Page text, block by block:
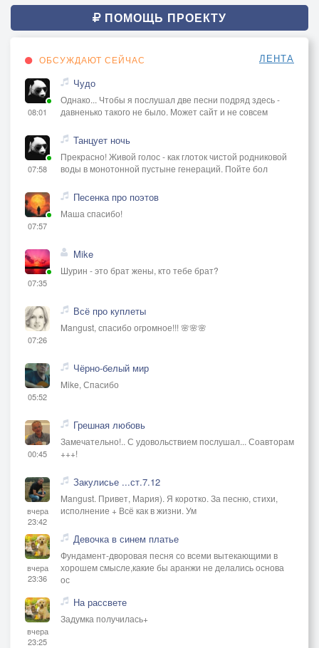
Через неделю банька, как всегда!
ПОМОЩЬ ПРОЕКТУ
ОБСУЖДАЮТ СЕЙЧАС ЛЕНТА
08:01
Чудо
Однако... Чтобы я послушал две песни подряд здесь -
давненько такого не было. Может сайт и не совсем
07:58
Танцует ночь
Прекрасно! Живой голос - как глоток чистой родниковой
воды в монотонной пустыне генераций. Пойте бол
07:57
Песенка про поэтов
Маша спасибо!
07:35
Mike
Шурин - это брат жены, кто тебе брат?
07:26
Всё про куплеты
Mangust, спасибо огромное!!! 🌸🌸🌸
05:52
Чёрно-белый мир
Mike, Спасибо
00:45
Грешная любовь
Замечательно!.. С удовольствием послушал... Соавторам
+++!
вчера
23:42
Закулисье ...ст.7.12
Mangust. Привет, Мария). Я коротко. За песню, стихи,
исполнение + Всё как в жизни. Ум
вчера
23:36
Девочка в синем платье
Фундамент-дворовая песня со всеми вытекающими в
хорошем смысле,какие бы аранжи не делались основа
ос
вчера
23:25
На рассвете
Задумка получилась+